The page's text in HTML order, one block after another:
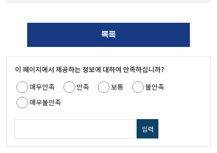
목록
이 페이지에서 제공하는 정보에 대하여 만족하십니까?
매우만족
만족 보통
불만족
매우불만족